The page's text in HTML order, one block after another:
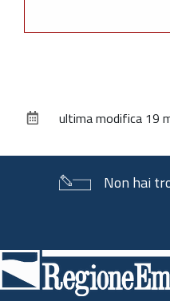
documentoultima modifica 19
Non hai
di
pagina